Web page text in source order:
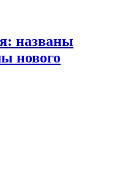
названы
нового